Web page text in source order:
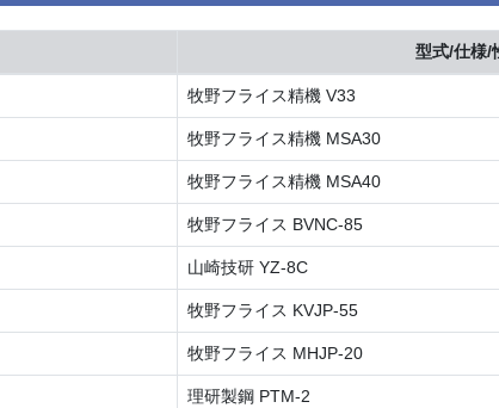
型式/仕様/
牧野フライス精機 V33
牧野フライス精機 MSA30
牧野フライス精機 MSA40
牧野フライス BVNC-85
山崎技研 YZ-8C
牧野フライス KVJP-55
牧野フライス MHJP-20
理研製鋼 PTM-2